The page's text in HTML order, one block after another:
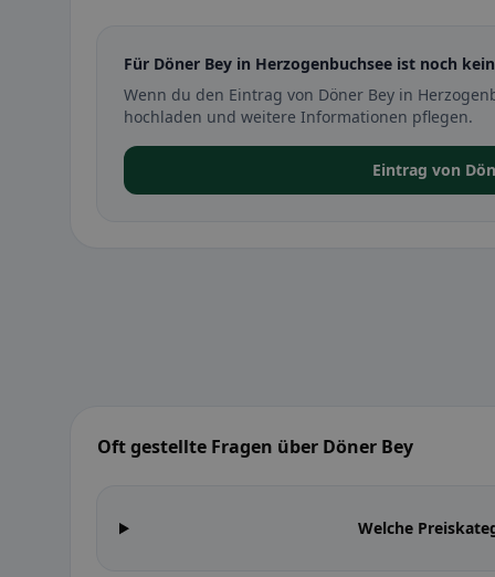
Für Döner Bey in Herzogenbuchsee ist noch
Wenn du den Eintrag von Döner Bey in
hochladen und weitere Informationen pflegen.
Eintrag von
Oft gestellte Fragen über Döner Bey
Welche